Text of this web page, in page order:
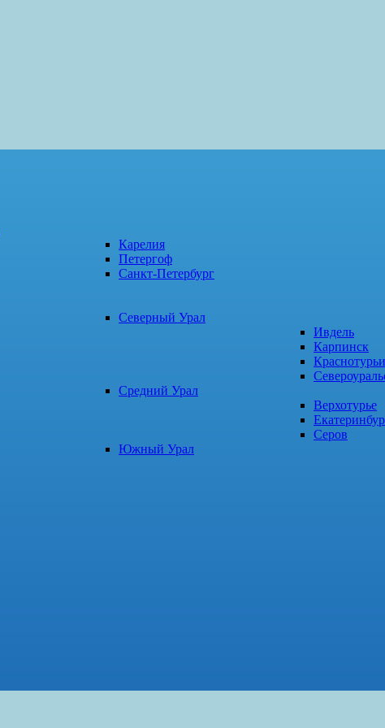
Карелия
Петергоф
Санкт-Петербург
Северный Урал
Ивдель
Карпинск
Средний Урал
Верхотурье
Серов
Южный Урал